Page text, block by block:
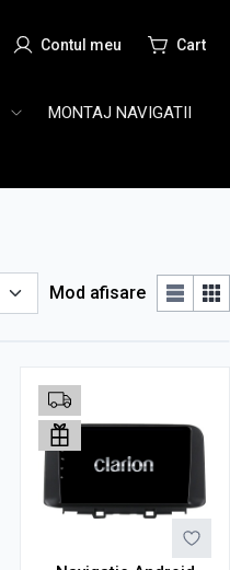
MONTAJ NAVIGATII
Mod afisare